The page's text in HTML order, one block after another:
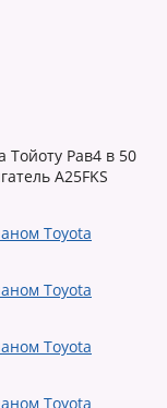
Тойоту Рав4 в 50
A25FKS